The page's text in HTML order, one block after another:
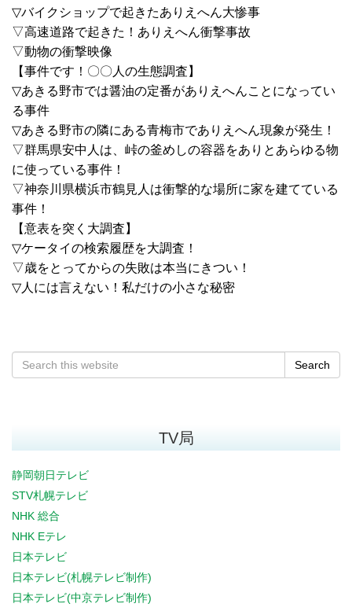
▽バイクショップで起きたありえへん大惨事
▽高速道路で起きた！ありえへん衝撃事故
▽動物の衝撃映像
【事件です！〇〇人の生態調査】
▽あきる野市では醤油の定番がありえへんことになってい
る事件
▽あきる野市の隣にある青梅市でありえへん現象が発生！
▽群馬県安中人は、峠の釜めしの容器をありとあらゆる物
に使っている事件！
▽神奈川県横浜市鶴見人は衝撃的な場所に家を建てている
事件！
【意表を突く大調査】
▽ケータイの検索履歴を大調査！
▽歳をとってからの失敗は本当にきつい！
▽人には言えない！私だけの小さな秘密
Search
TV局
静岡朝日テレビ
STV札幌テレビ
NHK 総合
NHK Eテレ
日本テレビ
日本テレビ(札幌テレビ制作)
日本テレビ(中京テレビ制作)